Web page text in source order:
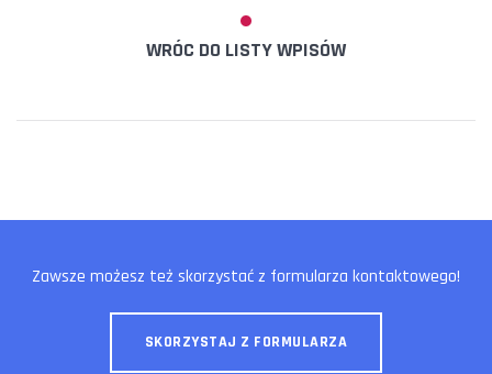
WRÓC DO LISTY WPISÓW
Zawsze możesz też skorzystać z formularza kontaktowego!
SKORZYSTAJ Z FORMULARZA